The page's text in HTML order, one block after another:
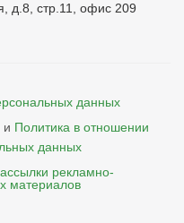
д.8, стр.11, офис 209
данных
и Политика в отношении
данных
рекламно-
материалов